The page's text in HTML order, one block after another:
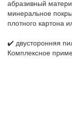
абразивный
минеральное
плотного картона
✔️ двусторонняя
Комплексное